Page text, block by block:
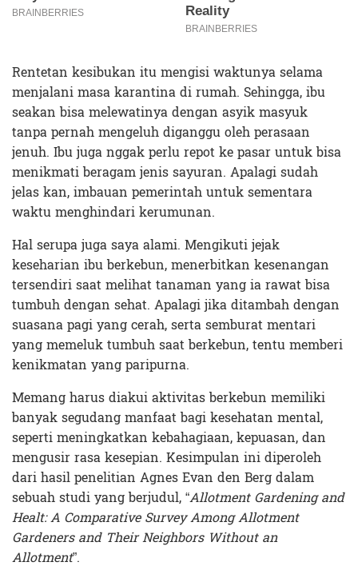
Rentetan kesibukan itu mengisi waktunya selama
menjalani masa karantina di rumah. Sehingga, ibu
seakan bisa melewatinya dengan asyik masyuk
tanpa pernah mengeluh diganggu oleh perasaan
jenuh. Ibu juga nggak perlu repot ke pasar untuk bisa
menikmati beragam jenis sayuran. Apalagi sudah
jelas kan, imbauan pemerintah untuk sementara
waktu menghindari kerumunan.
Hal serupa juga saya alami. Mengikuti jejak
keseharian ibu berkebun, menerbitkan kesenangan
tersendiri saat melihat tanaman yang ia rawat bisa
tumbuh dengan sehat. Apalagi jika ditambah dengan
suasana pagi yang cerah, serta semburat mentari
yang memeluk tumbuh saat berkebun, tentu memberi
kenikmatan yang paripurna.
Memang harus diakui aktivitas berkebun memiliki
banyak segudang manfaat bagi kesehatan mental,
seperti meningkatkan kebahagiaan, kepuasan, dan
mengusir rasa kesepian. Kesimpulan ini diperoleh
dari hasil penelitian Agnes Evan den Berg dalam
sebuah studi yang berjudul, “Allotment Gardening and
Healt: A Comparative Survey Among Allotment
Gardeners and Their Neighbors Without an
Allotment”.